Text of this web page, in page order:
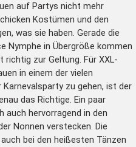
auf Partys nicht mehr
Kostümen und den
was sie haben. Gerade die
Nymphe in Übergröße kommen
richtig zur Geltung. Für XXL-
in einem der vielen
Karnevalspartyzu gehen, ist der
das Richtige. Ein paar
auch hervorragend in den
Nonnen verstecken. Die
bei den heißesten Tänzen